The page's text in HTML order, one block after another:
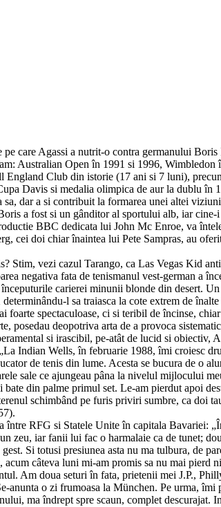
pe care Agassi a nutrit-o contra germanului
Australian Open în 1991 si 1996,
England Club din istorie (17 ani si 7 luni),
Davis si medalia olimpica de aur la dublu în
sa, dar a si contribuit la formarea unei altei
a fost si un gânditor al sportului alb, iar
BBC dedicata lui John Mc Enroe, va
cei doi chiar înaintea lui Pete Sampras, au
Stim, vezi cazul Tarango, ca Las Vegas Kid
negativa fata de tenismanul vest-german a
carierei minunii blonde din desert.
l sa traiasca la cote extrem de
spectaculoase, ci si teribil de încinse,
posedau deopotriva arta de a provoca
si irascibil, pe-atât de lucid si obiectiv,
Indian Wells, în februarie 1988, îmi croiesc
de tenis din lume. Acesta se bucura de o
sale ce ajungeau pâna la nivelul mijlocului
bate din palme primul set. Le-am pierdut apoi
schimbând pe furis priviri sumbre, ca doi
între RFG si Statele Unite în capitala Bavariei:
zeu, iar fanii lui fac o harmalaie ca de tunet;
Si totusi presiunea asta nu ma tulbura, de
câteva luni mi-am promis sa nu mai pierd
Am doua seturi în fata, prietenii mei J.P.,
anunta o zi frumoasa la München. Pe urma, îmi
ma îndrept spre scaun, complet descurajat.